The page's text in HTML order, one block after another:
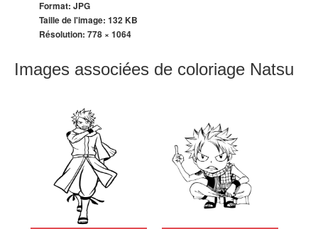
Format: JPG
Taille de l'image: 132 KB
Résolution: 778 × 1064
Images associées de coloriage Natsu